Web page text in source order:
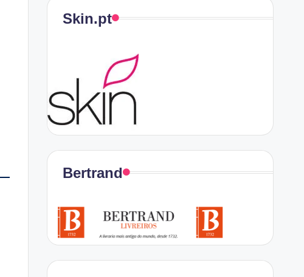
Skin.pt
Bertrand